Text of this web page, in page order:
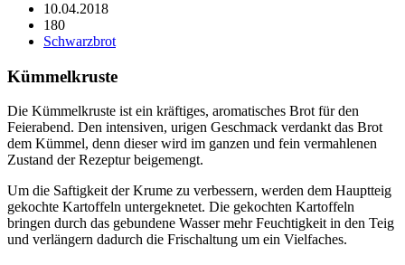
10.04.2018
180
Schwarzbrot
Kümmelkruste
Die Kümmelkruste ist ein kräftiges, aromatisches Brot für den
Feierabend. Den intensiven, urigen Geschmack verdankt das Brot
dem Kümmel, denn dieser wird im ganzen und fein vermahlenen
Zustand der Rezeptur beigemengt.
Um die Saftigkeit der Krume zu verbessern, werden dem Hauptteig
gekochte Kartoffeln untergeknetet. Die gekochten Kartoffeln
bringen durch das gebundene Wasser mehr Feuchtigkeit in den Teig
und verlängern dadurch die Frischaltung um ein Vielfaches.